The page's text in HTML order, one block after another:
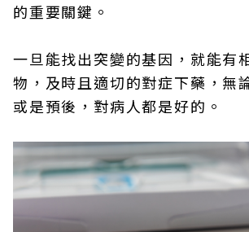
的重要關鍵。
一旦能找出突變的基因，就能有
物，及時且適切的對症下藥，無
或是預後，對病人都是好的。